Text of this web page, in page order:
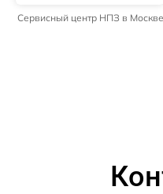
Сервисный центр НПЗ в Москве